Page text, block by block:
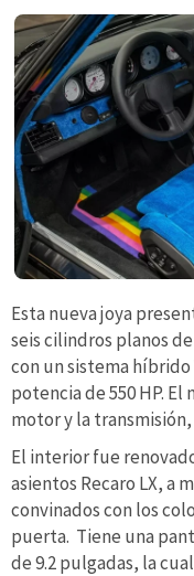
Esta nueva joya
seis cilindros planos
con un sistema
potencia de 550 HP.
motor y la transmisión,
El interior fue
asientos Recaro LX, a
convinados con los
puerta. Tiene una
de 9.2 pulgadas, la